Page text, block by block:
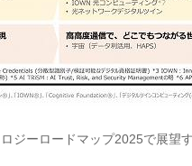
ジーロードマップ2025で展望